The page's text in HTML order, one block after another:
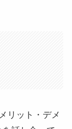
リット・デメ